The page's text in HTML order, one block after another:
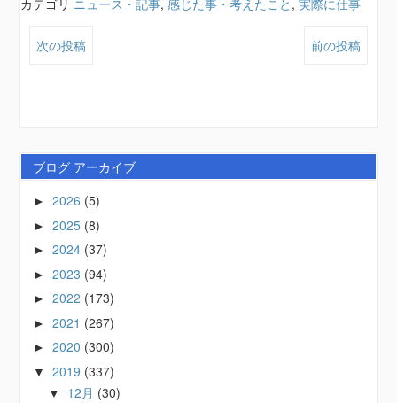
カテゴリ ニュース・記事, 感じた事・考えたこと ,実際に仕事
次の投稿 前の投稿
ブログ アーカイブ
►2026 (5)
►2025 (8)
►2024 (37)
►2023 (94)
►2022 (173)
►2021 (267)
►2020 (300)
▼2019 (337)
▼ 12月 (30)